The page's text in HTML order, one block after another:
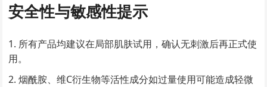
安全性与敏感性提示
所有产品均建议在局部肌肤试用，确认无刺激后再正式使
用。
烟酰胺、维C衍生物等活性成分如过量使用可能造成轻微